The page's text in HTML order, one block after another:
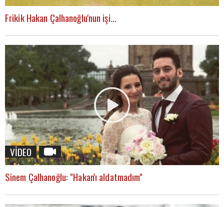
Frikik Hakan Çalhanoğlu'nun işi...
VİDEO
Sinem Çalhanoğlu: "Hakan'ı aldatmadım"